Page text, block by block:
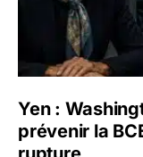
Yen :
prévenir la